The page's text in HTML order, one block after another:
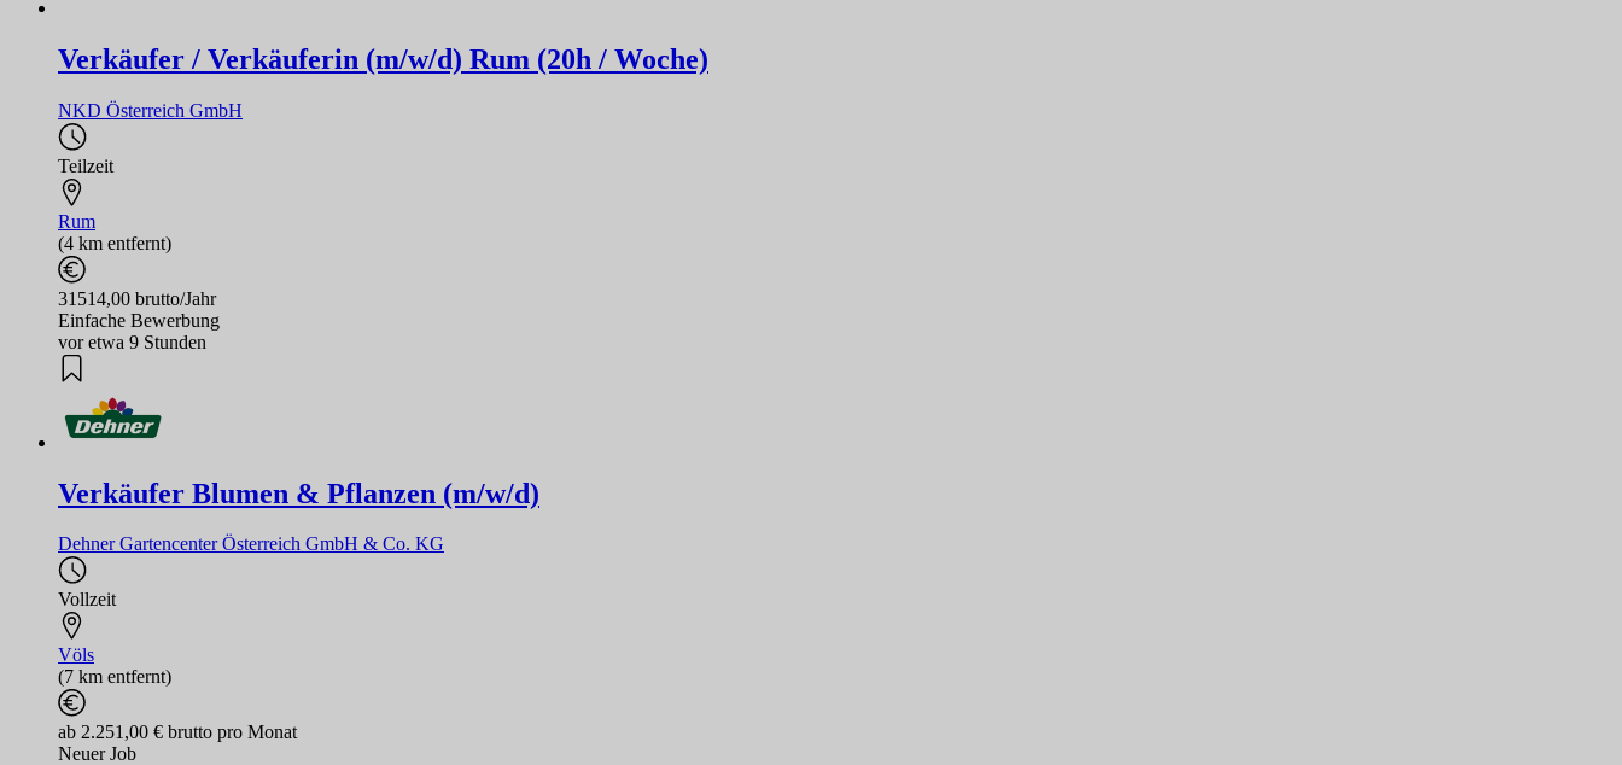
Verkäufer / Verkäuferin (m/w/d) Rum (20h / Woche)
NKD Österreich GmbH
Teilzeit
Rum
(4 km entfernt)
31514,00 brutto/Jahr
Einfache Bewerbung
vor etwa 9 Stunden
Verkäufer Blumen & Pflanzen (m/w/d)
Dehner Gartencenter Österreich GmbH & Co. KG
Vollzeit
Völs
(7 km entfernt)
ab 2.251,00 € brutto pro Monat
Neuer Job